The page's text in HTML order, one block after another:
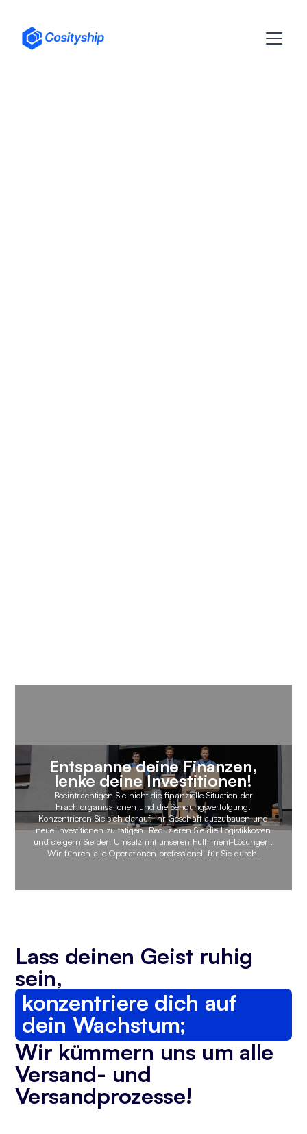
Entspanne deine Finanzen,
lenke deine Investitionen!
Beeinträchtigen Sie nicht die finanzielle Situation der
Frachtorganisationen und die Sendungsverfolgung.
Konzentrieren Sie sich darauf, Ihr Geschäft auszubauen und
neue Investitionen zu tätigen. Reduzieren Sie die Logistikkosten
und steigern Sie den Umsatz mit unseren Fulfilment-Lösungen.
Wir führen alle Operationen professionell für Sie durch.
Lass deinen Geist ruhig
sein,
konzentriere dich auf
dein Wachstum;
Wir kümmern uns um alle
Versand- und
Versandprozesse!